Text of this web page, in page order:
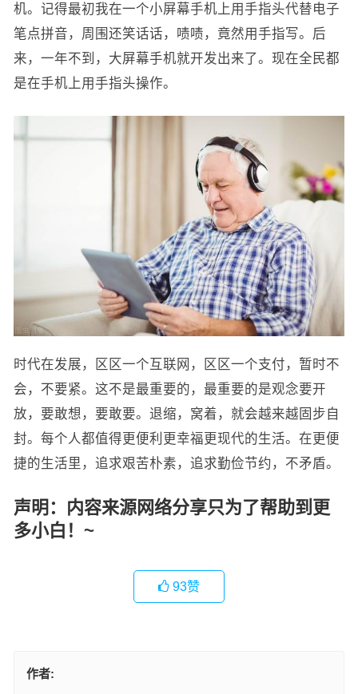
机。记得最初我在一个小屏幕手机上用手指头代替电子
笔点拼音，周围还笑话话，啧啧，竟然用手指写。后
来，一年不到，大屏幕手机就开发出来了。现在全民都
是在手机上用手指头操作。
时代在发展，区区一个互联网，区区一个支付，暂时不
会，不要紧。这不是最重要的，最重要的是观念要开
放，要敢想，要敢要。退缩，窝着，就会越来越固步自
封。每个人都值得更便利更幸福更现代的生活。在更便
捷的生活里，追求艰苦朴素，追求勤俭节约，不矛盾。
声明：内容来源网络分享只为了帮助到更
多小白！~
93赞
作者: